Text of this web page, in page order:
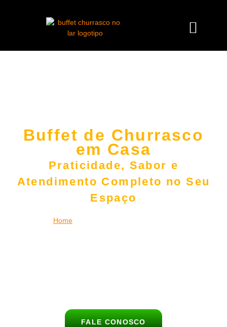
Buffet de Churrasco
em Casa
Praticidade, Sabor e
Atendimento Completo no Seu
Espaço
Home
FALE CONOSCO